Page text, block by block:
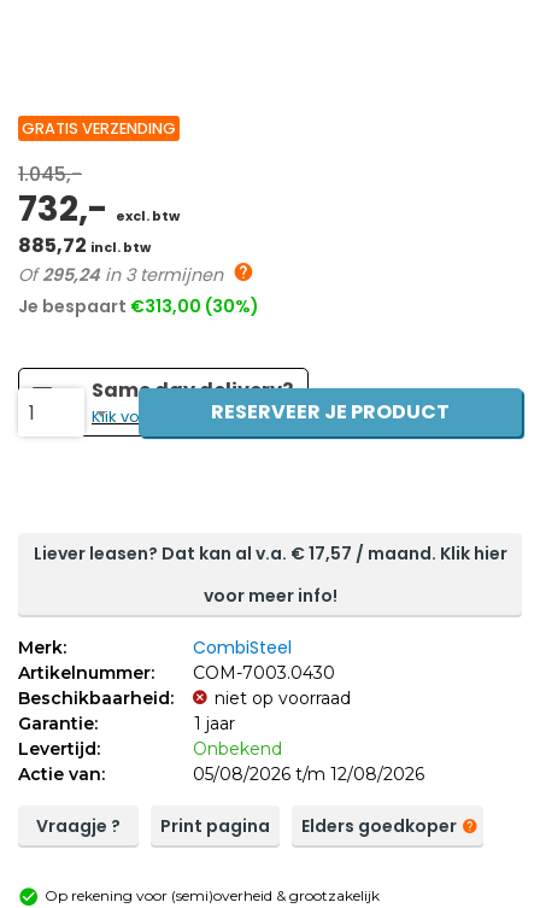
GRATIS VERZENDING
1.045,-
732,- excl. btw
885,72 incl. btw
Of295,24 in 3 termijnen
Je bespaart €313,00 (30%)
Same day delivery?
Klik voor de prijs!
1 RESERVEER JE PRODUCT
Liever leasen? Dat kan al v.a. €17,57 / maand. Klik hier
voor meer info!
Merk: CombiSteel
Artikelnummer:
COM-7003.0430
Beschikbaarheid:
niet op voorraad
Garantie:
1 jaar
Levertijd:
Onbekend
Actie van:
05/08/2026 t/m 12/08/2026
Vraagje ? Print pagina Elders goedkoper
Op rekening voor (semi)overheid & grootzakelijk